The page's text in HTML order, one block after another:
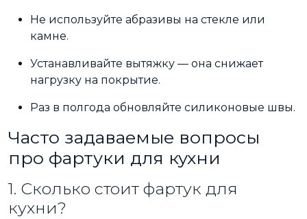
Не используйте абразивы на стекле или
камне.
Устанавливайте вытяжку — она снижает
нагрузку на покрытие.
Раз в полгода обновляйте силиконовые швы.
Часто задаваемые вопросы
про фартуки для кухни
1. Сколько стоит фартук для
кухни?